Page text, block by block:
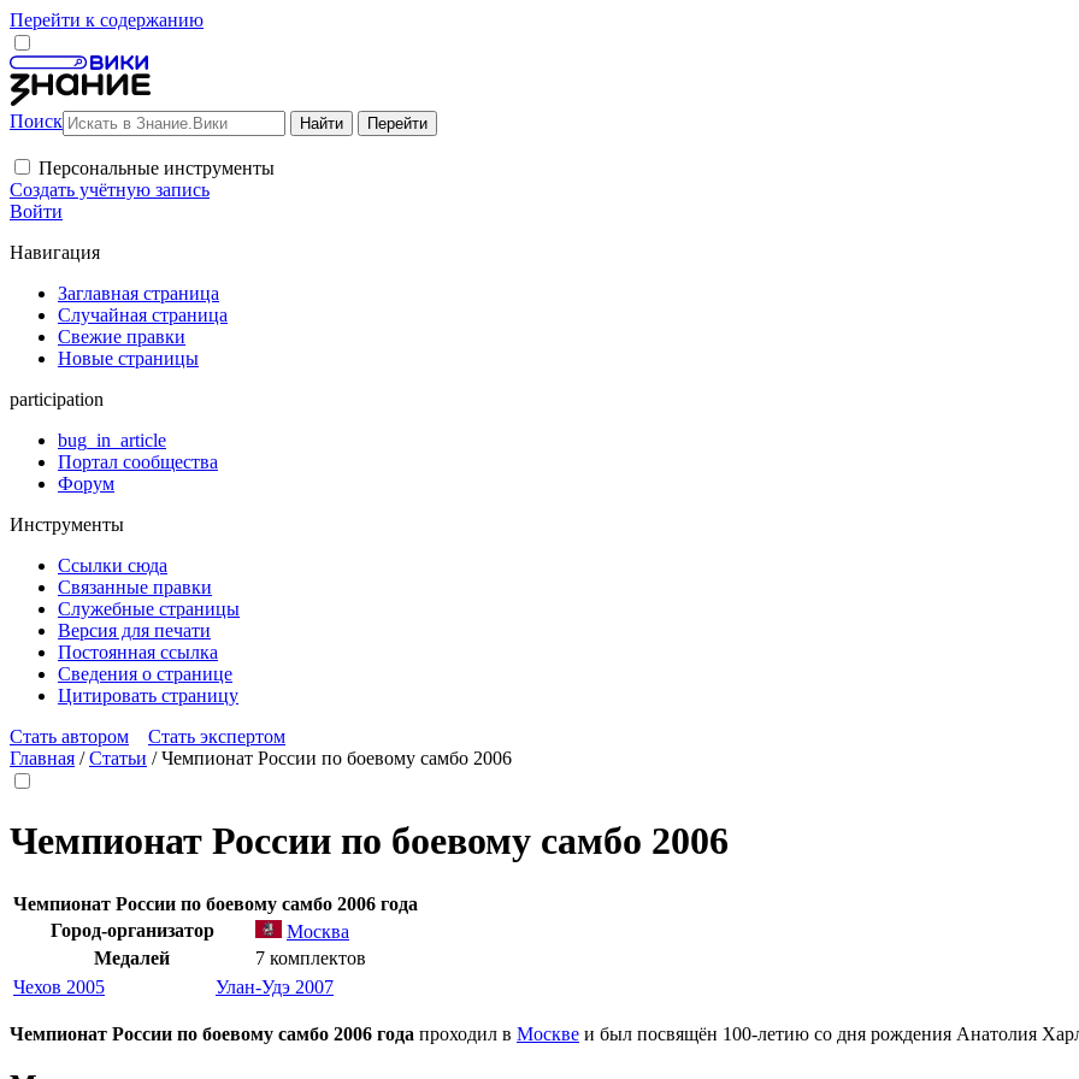
Перейти к содержанию
Поиск
Персональные инструменты
Создать учётную запись
Войти
Навигация
Заглавная страница
Случайная страница
Свежие правки
Новые страницы
participation
bug_in_article
Портал сообщества
Форум
Инструменты
Ссылки сюда
Связанные правки
Служебные страницы
Версия для печати
Постоянная ссылка
Сведения о странице
Цитировать страницу
Стать автором
Стать экспертом
Главная /Статьи /Чемпионат России по боевому самбо 2006
Чемпионат России по боевому самбо 2006
Чемпионат России по боевому самбо 2006 года
Город-организатор
Москва
Медалей
7 комплектов
Чехов 2005
Улан-Удэ 2007
Чемпионат России по боевому самбо 2006 года проходил в Москве и был посвящён 100-летию со дня рождения Анатолия